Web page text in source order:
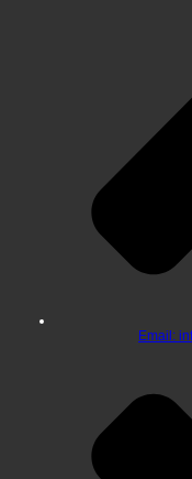
Email: